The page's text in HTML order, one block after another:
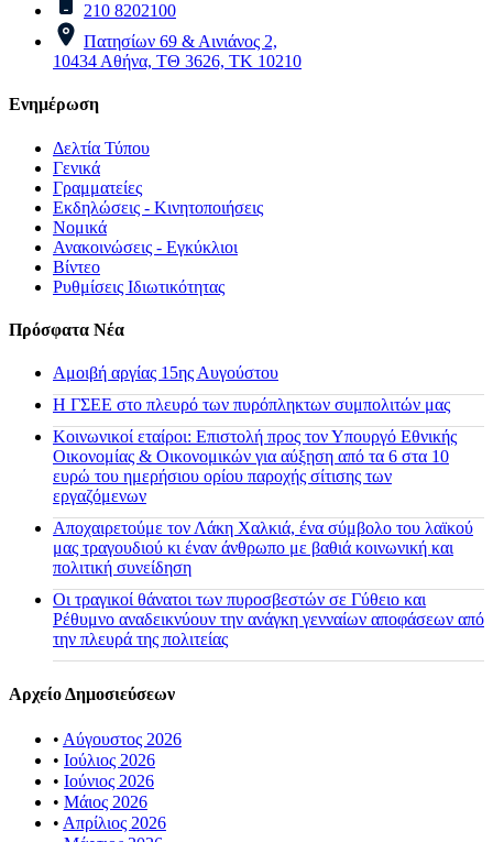
210 8202100
Πατησίων 69 & Αινιάνος 2,
10434 Αθήνα, ΤΘ 3626, ΤΚ 10210
Ενημέρωση
Δελτία Τύπου
Γενικά
Γραμματείες
Εκδηλώσεις - Κινητοποιήσεις
Νομικά
Ανακοινώσεις - Εγκύκλιοι
Βίντεο
Ρυθμίσεις Ιδιωτικότητας
Πρόσφατα Νέα
Αμοιβή αργίας 15ης Αυγούστου
H ΓΣΕΕ στο πλευρό των πυρόπληκτων συμπολιτών μας
Κοινωνικοί εταίροι: Επιστολή προς τον Υπουργό Εθνικής
Οικονομίας & Οικονομικών για αύξηση από τα 6 στα 10
ευρώ του ημερήσιου ορίου παροχής σίτισης των
εργαζόμενων
Αποχαιρετούμε τον Λάκη Χαλκιά, ένα σύμβολο του λαϊκού
μας τραγουδιού κι έναν άνθρωπο με βαθιά κοινωνική και
πολιτική συνείδηση
Οι τραγικοί θάνατοι των πυροσβεστών σε Γύθειο και
Ρέθυμνο αναδεικνύουν την ανάγκη γενναίων αποφάσεων από
την πλευρά της πολιτείας
Αρχείο Δημοσιεύσεων
• Αύγουστος 2026
• Ιούλιος 2026
• Ιούνιος 2026
• Μάιος 2026
• Απρίλιος 2026